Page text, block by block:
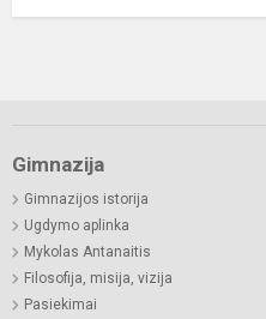
Gimnazija
Gimnazijos istorija
Ugdymo aplinka
Mykolas Antanaitis
Filosofija, misija, vizija
Pasiekimai